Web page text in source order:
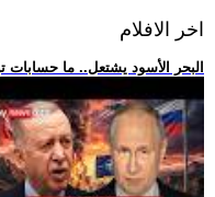
اخر الافلام
.. البحر الأسود يشتعل.. ما حسابات